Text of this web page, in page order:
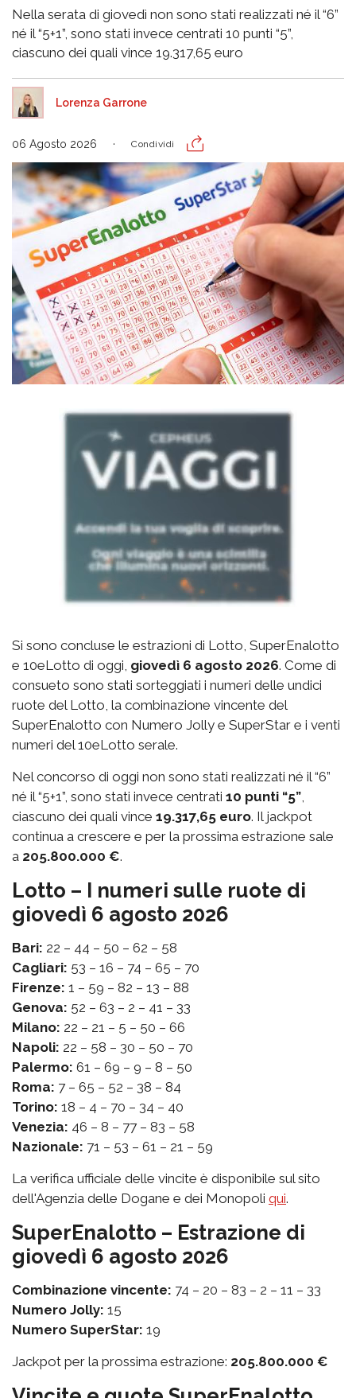
Nella serata di giovedì non sono stati realizzati né il “6”
né il “5+1”, sono stati invece centrati 10 punti “5”,
ciascuno dei quali vince 19.317,65 euro
Lorenza Garrone
06 Agosto 2026 Condividi
Si sono concluse le estrazioni di Lotto, SuperEnalotto
e 10eLotto di oggi, giovedì 6 agosto 2026. Come di
consueto sono stati sorteggiati i numeri delle undici
ruote del Lotto, la combinazione vincente del
SuperEnalotto con Numero Jolly e SuperStar e i venti
numeri del 10eLotto serale.
Nel concorso di oggi non sono stati realizzati né il “6”
né il “5+1”, sono stati invece centrati 10 punti “5”
ciascuno dei quali vince 19.317,65 euro. Il jackpot
continua a crescere e per la prossima estrazione sale
a 205.800.000 €.
Lotto – I numeri sulle ruote di
giovedì 6 agosto 2026
Bari: 22 – 44 – 50 – 62 – 58
Cagliari: 53 – 16 – 74 – 65 – 70
Firenze: 1 – 59 – 82 – 13 – 88
Genova: 52 – 63 – 2 – 41 – 33
Milano: 22 – 21 – 5 – 50 – 66
Napoli: 22 – 58 – 30 – 50 – 70
Palermo: 61 – 69 – 9 – 8 – 50
Roma: 7 – 65 – 52 – 38 – 84
Torino: 18 – 4 – 70 – 34 – 40
Venezia: 46 – 8 – 77 – 83 – 58
Nazionale: 71 – 53 – 61 – 21 – 59
La verifica ufficiale delle vincite è disponibile sul sito
dell'Agenzia delle Dogane e dei Monopoli qui.
SuperEnalotto – Estrazione di
giovedì 6 agosto 2026
Combinazione vincente: 74 – 20 – 83 – 2 – 11 – 33
Numero Jolly: 15
Numero SuperStar: 19
Jackpot per la prossima estrazione: 205.800.000 €